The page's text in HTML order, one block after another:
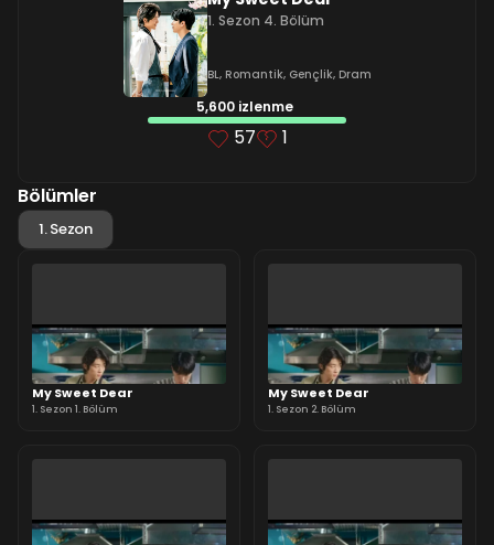
1. Sezon 4. Bölüm
BL, Romantik, Gençlik, Dram
5,600 izlenme
57 1
Bölümler
1. Sezon
My Sweet Dear
1. Sezon 1. Bölüm
My Sweet Dear
1. Sezon 2. Bölüm